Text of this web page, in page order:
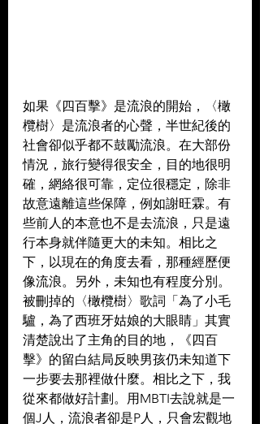
如果《四百擊》是流浪的開始，〈橄
欖樹〉是流浪者的心聲，半世紀後的
社會卻似乎都不鼓勵流浪。在大部份
情況，旅行變得很安全，目的地很明
確，網絡很可靠，定位很穩定，除非
故意遠離這些保障，例如謝旺霖。有
些前人的本意也不是去流浪，只是遠
行本身就伴隨更大的未知。相比之
下，以現在的角度去看，那種經歷便
像流浪。另外，未知也有程度分別。
被刪掉的〈橄欖樹〉歌詞「為了小毛
驢，為了西班牙姑娘的大眼睛」其實
清楚說出了主角的目的地，《四百
擊》的留白結局反映男孩仍未知道下
一步要去那裡做什麼。相比之下，我
從來都做好計劃。用MBTI去說就是一
個J人，流浪者卻是P人，只會宏觀地